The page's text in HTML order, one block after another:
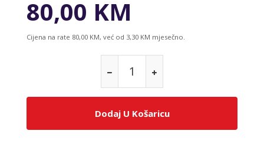
80,00 KM
Cijena na rate 80,00 KM, već od 3,30 KM mjesečno.
Dodaj U Košaricu